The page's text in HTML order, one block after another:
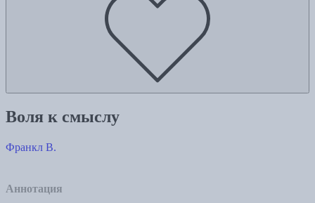
Воля к смыслу
Франкл В.
Аннотация